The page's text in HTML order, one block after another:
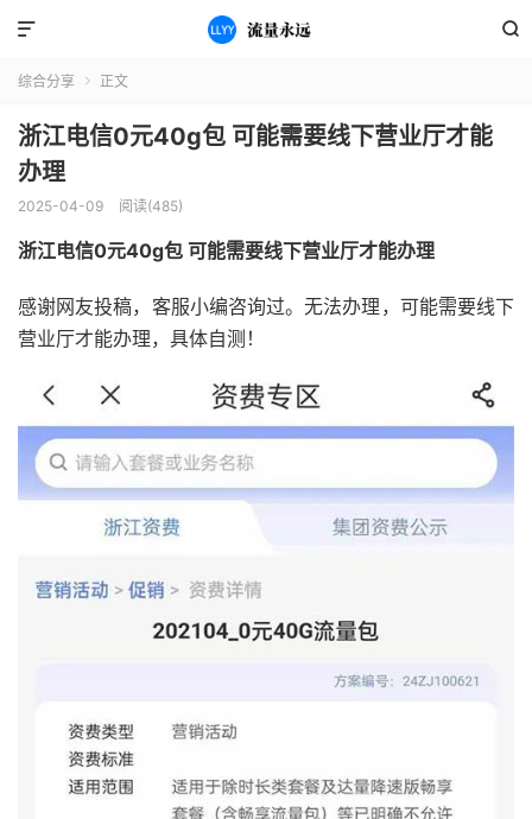


综合分享  正文
浙江电信0元40g包 可能需要线下营业厅才能
办理
2025-04-09 阅读(485)
浙江电信0元40g包 可能需要线下营业厅才能办理
感谢网友投稿，客服小编咨询过。无法办理，可能需要线下
营业厅才能办理，具体自测！